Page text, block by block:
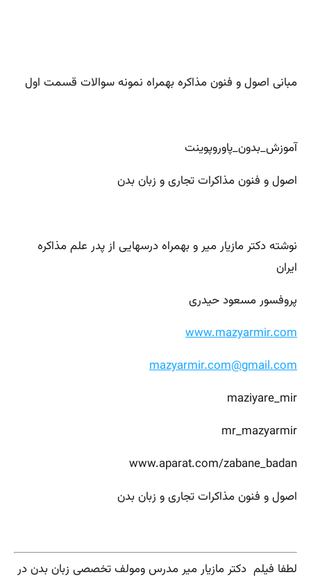
مبانی اصول و فنون مذاکره بهمراه نمونه سوالات قسمت اول
آموزش_بدون_پاوروپوینت
اصول و فنون مذاکرات تجاری و زبان بدن
نوشته دکتر مازیار میر و بهمراه درسهایی از پدر علم مذاکره
ایران
پروفسور مسعود حیدری
www.mazyarmir.com
mazyarmir.com@gmail.com
maziyare_mir
mr_mazyarmir
www.aparat.com/zabane_badan
اصول و فنون مذاکرات تجاری و زبان بدن
لطفا فیلم دکتر مازیار میر مدرس ومولف تخصصی زبان بدن در